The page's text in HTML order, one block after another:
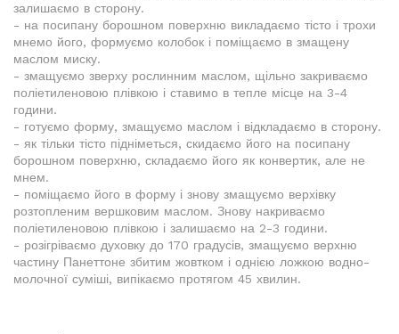
залишаємо в сторону.
- на посипану борошном поверхню викладаємо тісто і трохи
мнемо його, формуємо колобок і поміщаємо в змащену
маслом миску.
- змащуємо зверху рослинним маслом, щільно закриваємо
поліетиленовою плівкою і ставимо в тепле місце на 3-4
години.
- готуємо форму, змащуємо маслом і відкладаємо в сторону.
- як тільки тісто підніметься, скидаємо його на посипану
борошном поверхню, складаємо його як конвертик, але не
мнем.
- поміщаємо його в форму і знову змащуємо верхівку
розтопленим вершковим маслом. Знову накриваємо
поліетиленовою плівкою і залишаємо на 2-3 години.
- розігріваємо духовку до 170 градусів, змащуємо верхню
частину Панеттоне збитим жовтком і однією ложкою водно-
молочної суміші, випікаємо протягом 45 хвилин.